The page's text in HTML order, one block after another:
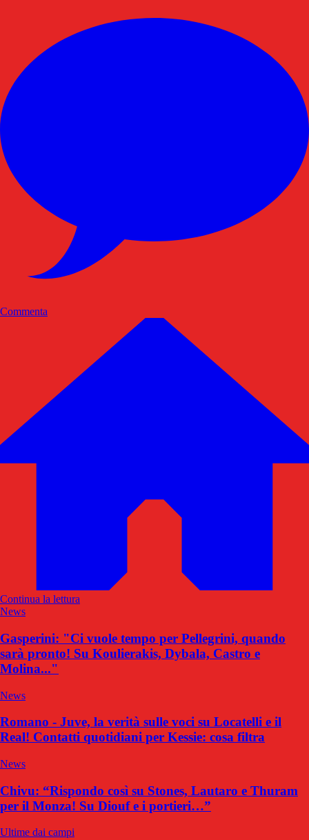
Commenta
Continua la lettura
News
Gasperini: "Ci vuole tempo per Pellegrini, quando
sarà pronto! Su Koulierakis, Dybala, Castro e
Molina..."
News
Romano - Juve, la verità sulle voci su Locatelli e il
Real! Contatti quotidiani per Kessie: cosa filtra
News
Chivu: “Rispondo così su Stones, Lautaro e Thuram
per il Monza! Su Diouf e i portieri…”
Ultime dai campi